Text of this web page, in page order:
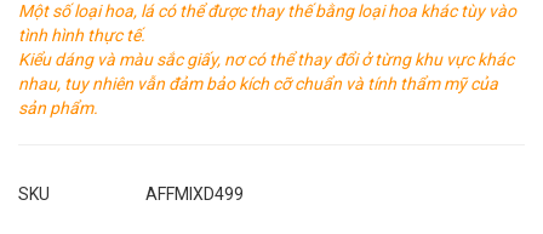
Một số loại hoa, lá có thể được thay thế bằng loại hoa khác tùy vào
tình hình thực tế.
Kiểu dáng và màu sắc giấy, nơ có thể thay đổi ở từng khu vực khác
nhau, tuy nhiên vẫn đảm bảo kích cỡ chuẩn và tính thẩm mỹ của
sản phẩm.
SKU AFFMIXD499